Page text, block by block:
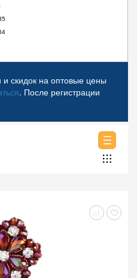
скидок на оптовые цены
. После регистрации